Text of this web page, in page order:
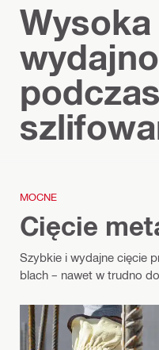
Wysoka
MOCNE
Cięcie
Szybkie i wydajne cięcie
blach – nawet w trudno